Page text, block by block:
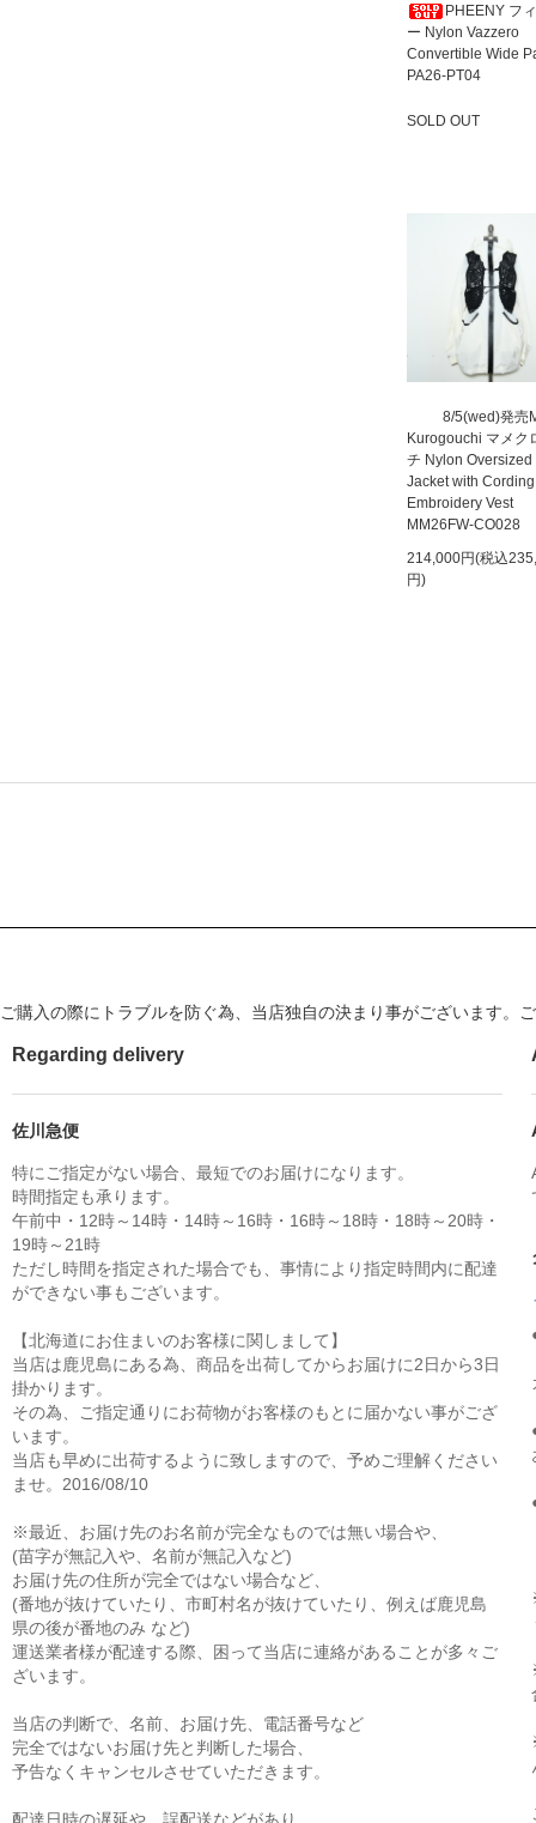
PHEENY フ
ー Nylon Vazzero
Convertible Wide
PA26-PT04
SOLD OUT
8/5(wed)発売
Kurogouchi マメク
チ Nylon Oversized
Jacket with Cording
Embroidery Vest
MM26FW-CO028
214,000円(税込
円)
ご購入の際にトラブルを防ぐ為、当店独自の決まり事がございます。
Regarding delivery
佐川急便
特にご指定がない場合、最短でのお届けになります。
時間指定も承ります。
午前中・12時～14時・14時～16時・16時～18時・18時～20時・
19時～21時
ただし時間を指定された場合でも、事情により指定時間内に配達
ができない事もございます。
【北海道にお住まいのお客様に関しまして】
当店は鹿児島にある為、商品を出荷してからお届けに2日から3日
掛かります。
その為、ご指定通りにお荷物がお客様のもとに届かない事がござ
います。
当店も早めに出荷するように致しますので、予めご理解ください
ませ。2016/08/10
※最近、お届け先のお名前が完全なものでは無い場合や、
(苗字が無記入や、名前が無記入など)
お届け先の住所が完全ではない場合など、
(番地が抜けていたり、市町村名が抜けていたり、例えば鹿児島
県の後が番地のみ など)
運送業者様が配達する際、困って当店に連絡があることが多々ご
ざいます。
当店の判断で、名前、お届け先、電話番号など
完全ではないお届け先と判断した場合、
予告なくキャンセルさせていただきます。